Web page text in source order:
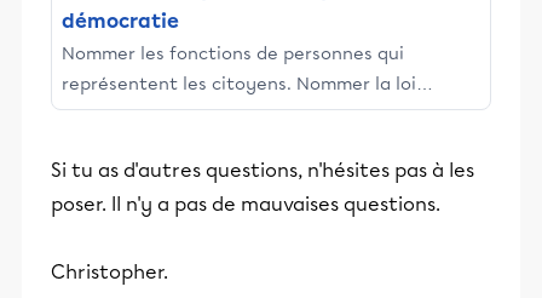
démocratie
Nommer les fonctions de personnes qui
représentent les citoyens. Nommer la loi
fondamentale qui détermine l'organisation
Si tu as d'autres questions, n'hésites pas à les
poser. Il n'y a pas de mauvaises questions.
Christopher.